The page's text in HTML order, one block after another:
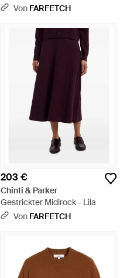
Schultern - Braun
Von FARFETCH
203 €
Chinti & Parker
Gestrickter Midirock - Lila
Von FARFETCH